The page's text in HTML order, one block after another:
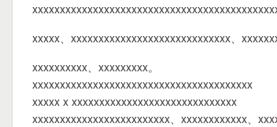
xxxxx、xxxxxxxxxxxxxxxxxxxxxxxxxxxxx、
xxxxxxxxxx、xxxxxxxxx。
xxxxxxxxxxxxxxxxxxxxxxxxxxxxxxxxxxxxxxxx
xxxxx x xxxxxxxxxxxxxxxxxxxxxxxxxxxxxx
xxxxxxxxxxxxxxxxxxxxxxxxx、xxxxxxxxxxxx、